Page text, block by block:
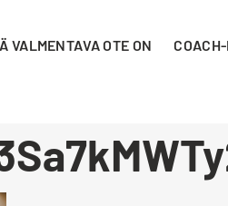
VALMENTAVA OTE ON